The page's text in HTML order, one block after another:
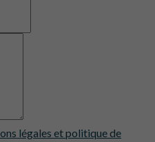
légales et politique de